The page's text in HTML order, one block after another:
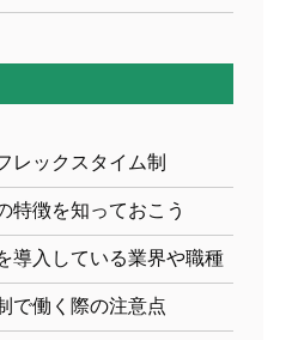
レックスタイム制
特徴を知っておこう
導入している業界や職種
で働く際の注意点